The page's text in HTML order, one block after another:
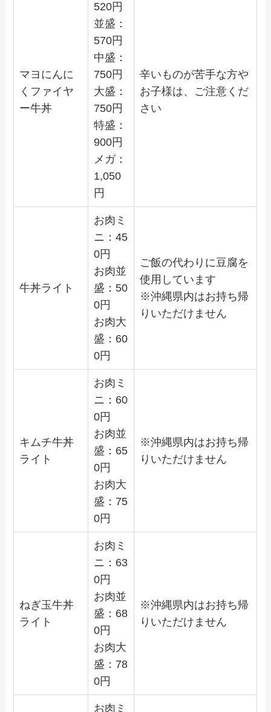
マヨにんに
くファイヤ
ー牛丼
520円
並盛：
570円
中盛：
750円
大盛：
750円
特盛：
900円
メガ：
1,050
円
辛いものが苦手な方や
お子様は、ご注意くだ
さい
牛丼ライト
お肉ミ
ニ：45
0円
お肉並
盛： 50
0円
お肉大
盛： 60
0円
ご飯の代わりに豆腐を
使用しています
※沖縄県内はお持ち帰
りいただけません
キムチ牛丼
ライト
お肉ミ
ニ： 60
0円
お肉並
盛： 65
0円
お肉大
盛： 75
0円
※沖縄県内はお持ち帰
りいただけません
ねぎ玉牛丼
ライト
お肉ミ
ニ： 63
0円
お肉並
盛： 68
0円
お肉大
盛： 78
0円
※沖縄県内はお持ち帰
りいただけません
お肉ミ